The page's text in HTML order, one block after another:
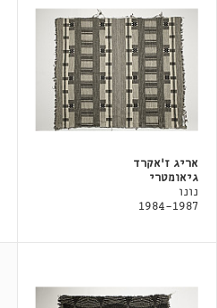
אריג ז'אקרד
גיאומטרי
נונו
1984-1987